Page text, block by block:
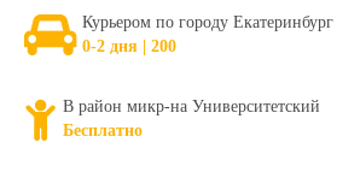
Курьером по городу Екатеринбург
0-2 дня | 200
В район микр-на Университетский
Бесплатно